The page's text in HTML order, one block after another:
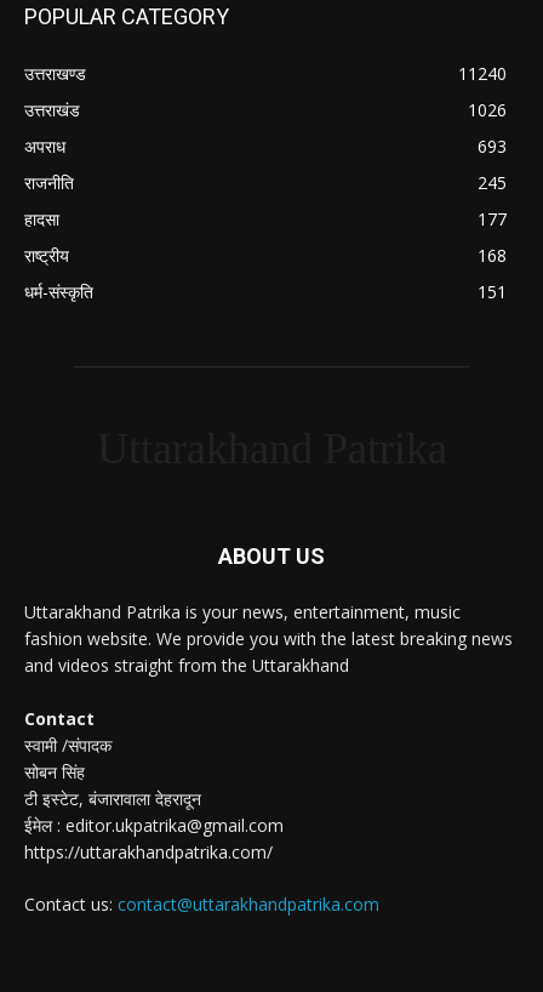
POPULAR CATEGORY
उत्तराखण्ड
11240
उत्तराखंड
1026
अपराध
693
राजनीति
245
हादसा
177
राष्ट्रीय
168
धर्म-संस्कृति
151
ABOUT US
Uttarakhand Patrika is your news, entertainment, music
fashion website. We provide you with the latest breaking news
and videos straight from the Uttarakhand
Contact
स्वामी /संपादक
सोबन सिंह
टी इस्टेट, बंजारावाला देहरादून
ईमेल : editor.ukpatrika@gmail.com
https://uttarakhandpatrika.com/
Contact us: contact@uttarakhandpatrika.com